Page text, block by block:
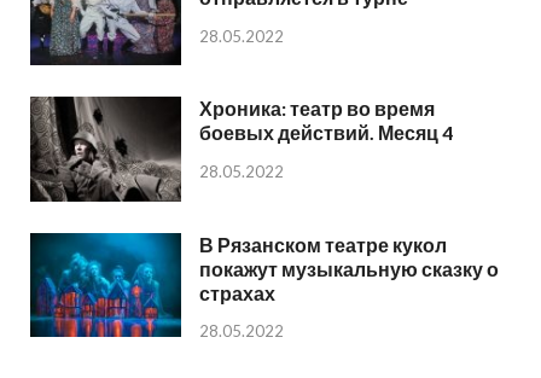
28.05.2022
Хроника: театр во время
боевых действий. Месяц 4
28.05.2022
В Рязанском театре кукол
покажут музыкальную сказку о
страхах
28.05.2022